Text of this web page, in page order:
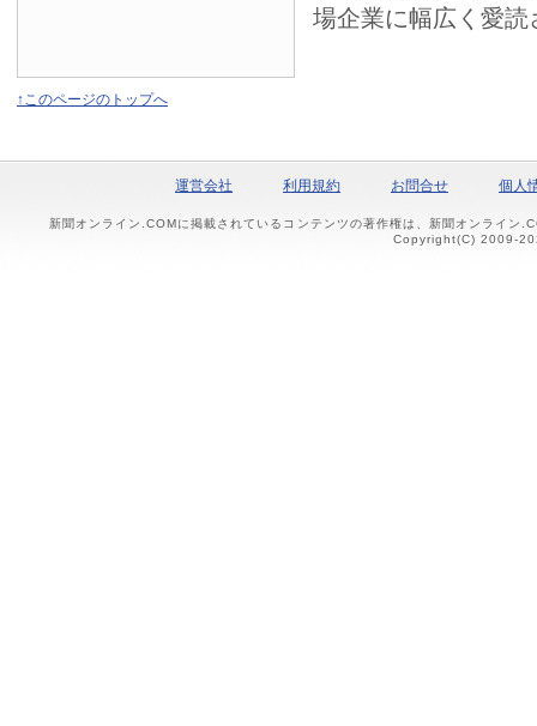
場企業に幅広く愛読
↑このページのトップへ
運営会社 利用規約 お問合せ 個人
新聞オンライン.COMに掲載されているコンテンツの著作権は、新聞オンライン
Copyright(C) 2009-